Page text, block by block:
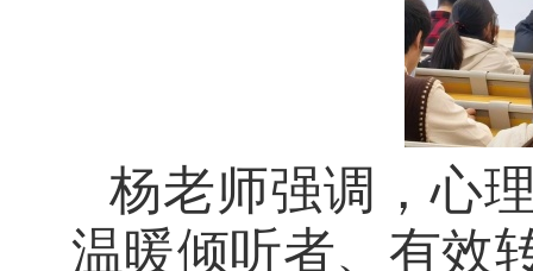
杨老师强调，心
温暖倾听者、有效